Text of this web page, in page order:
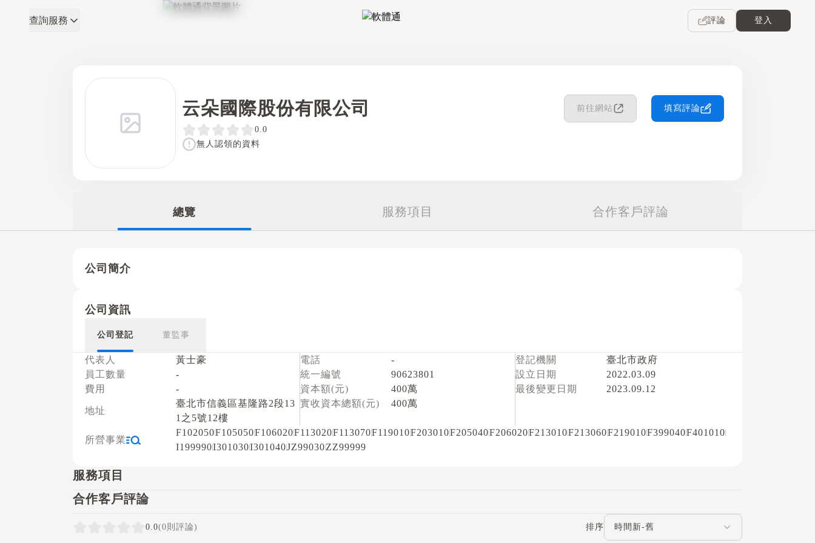
軟體通
查詢服務 評論 登入
云朵國際股份有限公司 前往網站 填寫評論
0.0
無人認領的資料
總覽 服務項目 合作客戶評論
公司簡介
公司資訊
公司登記 董監事
代表人
黃士豪
員工數量
-
費用
-
地址
臺北市信義區基隆路2段13
1之5號12樓
電話
-
統一編號
90623801
資本額(元)
400萬
實收資本總額(元)
400萬
登記機關
臺北市政府
設立日期
2022.03.09
最後變更日期
2023.09.12
所營事業
F102050F105050F106020F113020F113070F119010F203010F205040F206020F213010F213060F219010F399040F401010
I199990I301030I301040JZ99030ZZ99999
服務項目
合作客戶評論
0.0(0則評論) 排序
評論排序